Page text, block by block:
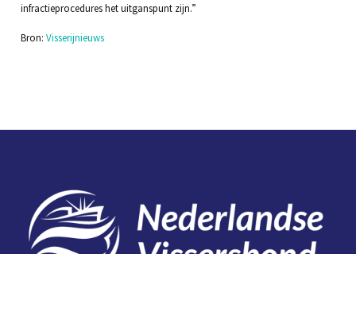
infractieprocedures het uitganspunt zijn.”
Bron: Visserijnieuws